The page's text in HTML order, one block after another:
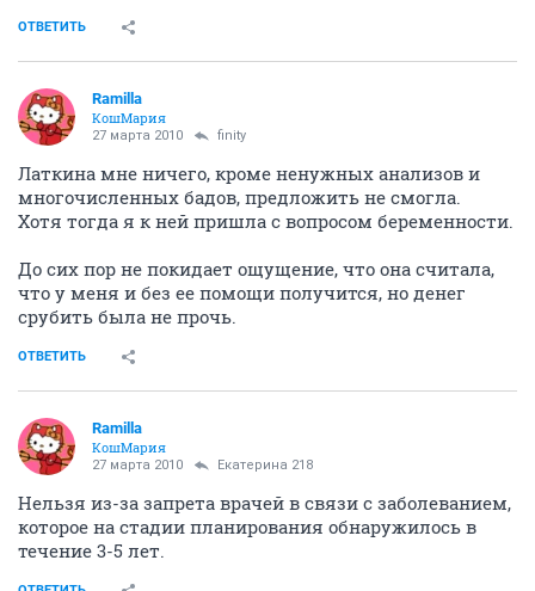
ОТВЕТИТЬ
Ramilla
КошМария
27 марта 2010 finity
Латкина мне ничего, кроме ненужных анализов и
многочисленных бадов, предложить не смогла.
Хотя тогда я к ней пришла с вопросом беременности.
До сих пор не покидает ощущение, что она считала,
что у меня и без ее помощи получится, но денег
срубить была не прочь.
ОТВЕТИТЬ
Ramilla
КошМария
27 марта 2010 Екатерина 218
Нельзя из-за запрета врачей в связи с заболеванием,
которое на стадии планирования обнаружилось в
течение 3-5 лет.